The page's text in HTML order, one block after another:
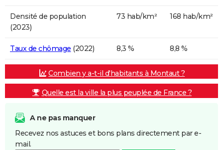
Densité de population
(2023)
73 hab/km² 168 hab/km²
Taux de chômage (2022) 8,3 % 8,8 %
Combien y a-t-il d'habitants à Montaut ?
Quelle est la ville la plus peuplée de France ?
A ne pas manquer
Recevez nos astuces et bons plans directement par e-
mail.